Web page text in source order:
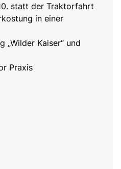
statt der Traktorfahrt
in einer
„Wilder Kaiser“ und
Praxis